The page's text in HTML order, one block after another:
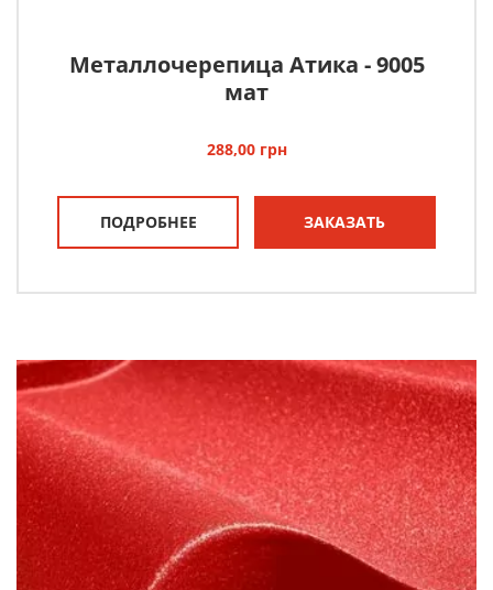
Металлочерепица Атика - 9005
мат
288,00 грн
ПОДРОБНЕЕ ЗАКАЗАТЬ